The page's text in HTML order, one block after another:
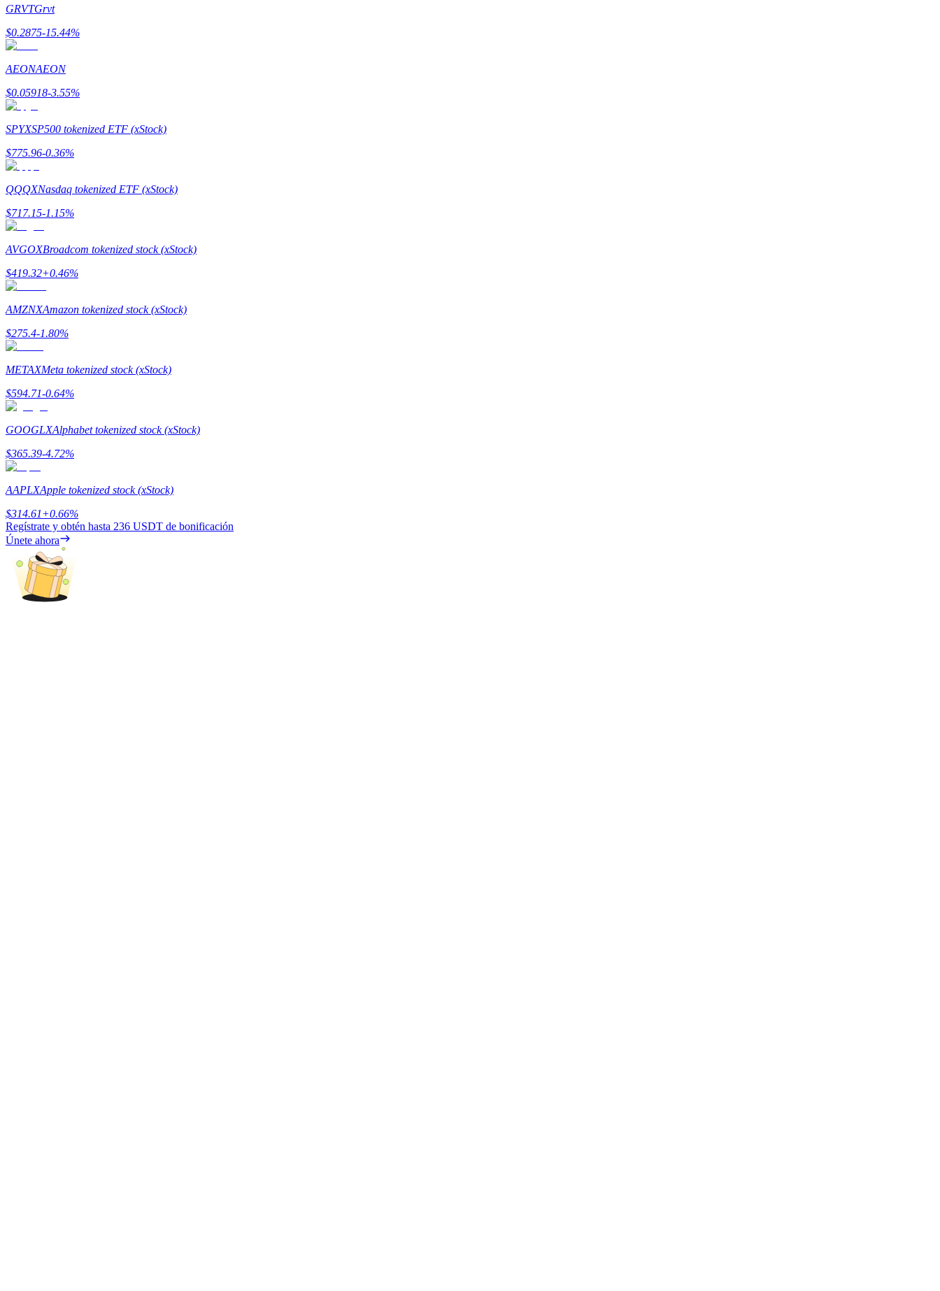
Guía
Guía de inicio de futuros
Estrategias comerciales
Aprenda cómo mantenerse rentable
Earn
Power Piggy
Gana recompensas competitivas diariamente
GRVTGrvt
$0.2875-15.44%
AEONAEON
$0.05918-3.55%
SPYXSP500 tokenized ETF (xStock)
$775.96-0.36%
QQQXNasdaq tokenized ETF (xStock)
$717.15-1.15%
AVGOXBroadcom tokenized stock (xStock)
$419.32+0.46%
AMZNXAmazon tokenized stock (xStock)
$275.4-1.80%
METAXMeta tokenized stock (xStock)
$594.71-0.64%
GOOGLXAlphabet tokenized stock (xStock)
$365.39-4.72%
AAPLXApple tokenized stock (xStock)
$314.61+0.66%
Regístrate y obtén hasta 236 USDT de bonificación
Únete ahora